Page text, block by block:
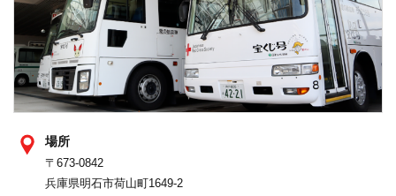
場所
〒673-0842
兵庫県明石市荷山町1649-2